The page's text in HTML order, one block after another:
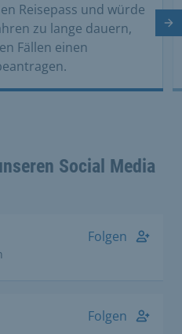
Reisepass und würde
zu lange dauern,
Fällen einen
Social Media
Folgen
Folgen